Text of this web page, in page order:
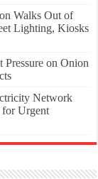
Walks Out of
Lighting, Kiosks
on Onion
Network
for Urgent